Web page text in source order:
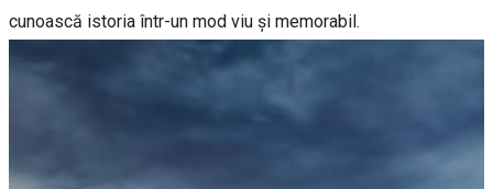
cunoască istoria într-un mod viu și memorabil.